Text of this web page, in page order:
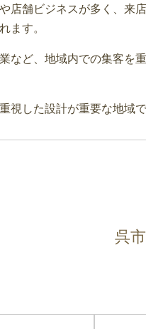
店舗ビジネスが多く、来
ます。
など、地域内での集客を
視した設計が重要な地域で
呉